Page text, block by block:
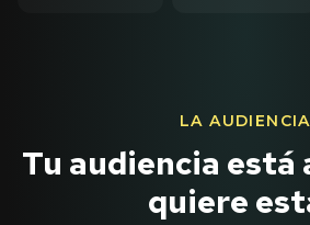
LA AUDIENCIA
Tu audiencia está
quiere